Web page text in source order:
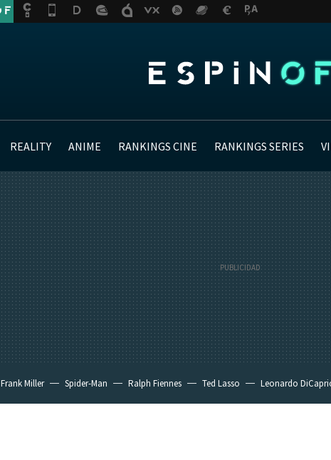
REALITY ANIME RANKINGS CINE RANKINGS SERIES
Frank Miller Spider-Man Ralph Fiennes Ted Lasso Leonardo